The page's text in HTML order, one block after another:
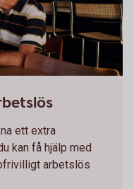
ett extra
kan få hjälp med
arbetslös